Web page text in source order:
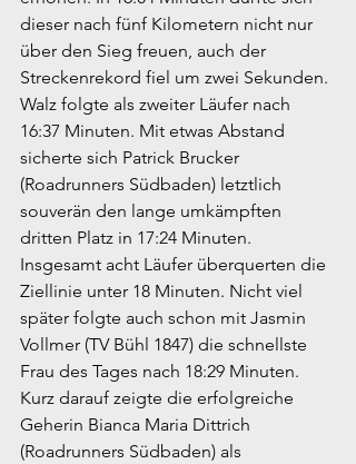
dieser nach fünf Kilometern nicht nur
über den Sieg freuen, auch der
Streckenrekord fiel um zwei Sekunden.
Walz folgte als zweiter Läufer nach
16:37 Minuten. Mit etwas Abstand
sicherte sich Patrick Brucker
(Roadrunners Südbaden) letztlich
souverän den lange umkämpften
dritten Platz in 17:24 Minuten.
Insgesamt acht Läufer überquerten die
Ziellinie unter 18 Minuten. Nicht viel
später folgte auch schon mit Jasmin
Vollmer (TV Bühl 1847) die schnellste
Frau des Tages nach 18:29 Minuten.
Kurz darauf zeigte die erfolgreiche
Geherin Bianca Maria Dittrich
(Roadrunners Südbaden) als